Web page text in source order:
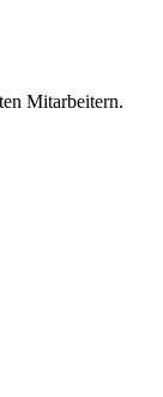
Mitarbeitern.